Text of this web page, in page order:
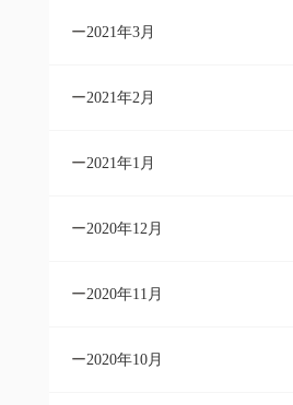
2021年3月
2021年2月
2021年1月
2020年12月
2020年11月
2020年10月